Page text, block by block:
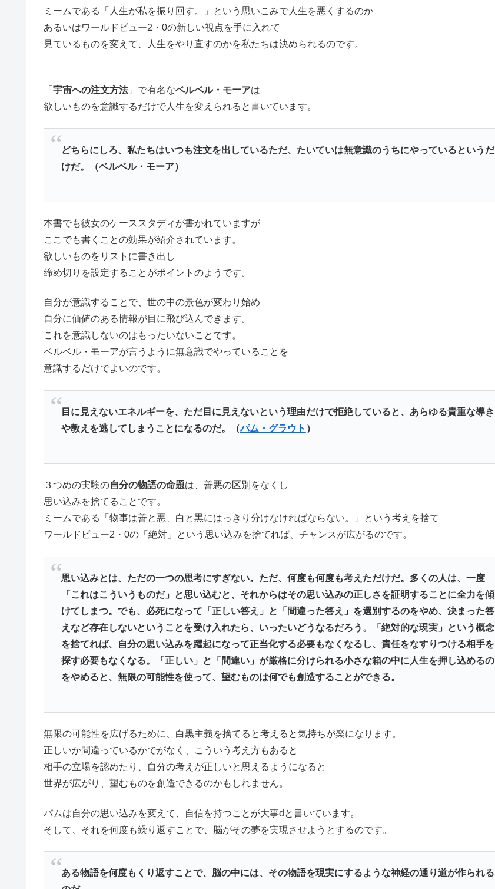
ミームである「人生が私を振り回す。」という思いこみで人生を悪くするのか
あるいはワールドビュー2・0の新しい視点を手に入れて
見ているものを変えて、人生をやり直すのかを私たちは決められるのです。
「 宇宙への注文方法」で有名なベルベル・モーアは
欲しいものを意識するだけで人生を変えられると書いています。
どちらにしろ、私たちはいつも注文を出しているただ、たいていは無意識のうちにやっているというだ
けだ。（ベルベル・モーア）
本書でも彼女のケーススタディが書かれていますが
ここでも書くことの効果が紹介されています。
欲しいものをリストに書き出し
締め切りを設定することがポイントのようです。
自分が意識することで、世の中の景色が変わり始め
自分に価値のある情報が目に飛び込んできます。
これを意識しないのはもったいないことです。
ベルベル・モーアが言うように無意識でやっていることを
意識するだけでよいのです。
目に見えないエネルギーを、ただ目に見えないという理由だけで拒絶していると、あらゆる貴重な導き
や教えを逃してしまうことになるのだ。（パム・グラウト ）
３つめの実験の自分の物語の命題は、善悪の区別をなくし
思い込みを捨てることです。
ミームである「物事は善と悪、白と黒にはっきり分けなければならない。」という考えを捨て
ワールドビュー2・0の「絶対」という思い込みを捨てれば、チャンスが広がるのです。
思い込みとは、ただの一つの思考にすぎない。ただ、何度も何度も考えただけだ。多くの人は、一度
「これはこういうものだ」と思い込むと、それからはその思い込みの正しさを証明することに全力を傾
けてしまつ。でも、必死になって「正しい答え」と「間違った答え」を選別するのをやめ、決まった答
えなど存在しないということを受け入れたら、いったいどうなるだろう。
「絶対的な現実」という概念
を捨てれば、自分の思い込みを躍起になって正当化する必要もなくなるし、責任をなすりつける相手を
探す必要もなくなる。「正しい」と「間違い」が厳格に分けられる小さな箱の中に人生を押し込めるの
をやめると、無限の可能性を使って、望むものは何でも創造することができる。
無限の可能性を広げるために、白黒主義を捨てると考えると気持ちが楽になります。
正しいか間違っているかでがなく、こういう考え方もあると
相手の立場を認めたり、自分の考えが正しいと思えるようになると
世界が広がり、望むものを創造できるのかもしれません。
パムは自分の思い込みを変えて、自信を持つことが大事dと書いています。
そして、それを何度も繰り返すことで、脳がその夢を実現させようとするのです。
ある物語を何度もくり返すことで、脳の中には、その物語を現実にするような神経の通り道が作られる